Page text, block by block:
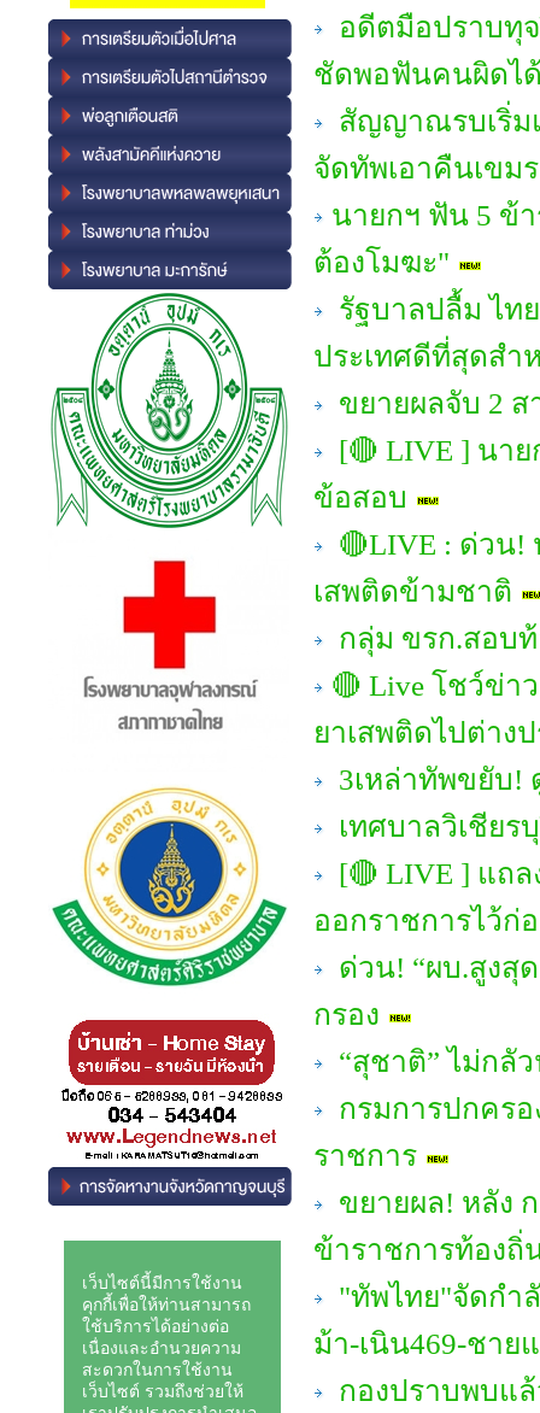
อดีตมือปราบทุ
ชัดพอฟันคนผิดไ
สัญญาณรบเริ่ม
จัดทัพเอาคืนเขมร
นายกฯ ฟัน 5 ข้
ต้องโมฆะ"
รัฐบาลปลื้ม ไท
ประเทศดีที่สุดสำ
ขยายผลจับ 2
[🔴 LIVE ] นา
ข้อสอบ
🔴LIVE : ด่วน!
เสพติดข้ามชาติ
กลุ่ม ขรก.สอบ
🔴 Live โชว์ข่า
ยาเสพติดไปต่างป
3เหล่าทัพขยับ!
เทศบาลวิเชียร
[🔴 LIVE ] แถ
ออกราชการไว้ก่
ด่วน! “ผบ.สูงสุ
กรอง
“สุชาติ” ไม่กลั
กรมการปกครอ
ราชการ
ขยายผล! หลัง
ข้าราชการท้องถิ่
"ทัพไทย"จัดกำ
ม้า-เนิน469-ชาย
กองปราบพบแ